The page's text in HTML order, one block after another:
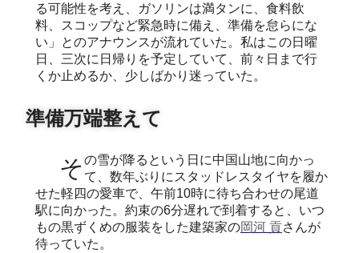
る可能性を考え、ガソリンは満タンに、食料飲
料、スコップなど緊急時に備え、準備を怠らにな
い」とのアナウンスが流れていた。私はこの日曜
日、三次に日帰りを予定していて、前々日まで行
くか止めるか、少しばかり迷っていた。
準備万端整えて
その雪が降るという日に中国山地に向かっ て、数年ぶりにスタッドレスタイヤを履か
せた軽四の愛車で、午前10時に待ち合わせの尾道
駅に向かった。約束の6分遅れで到着すると、いつ
もの黒ずくめの服装をした建築家の岡河 貢さんが
待っていた。